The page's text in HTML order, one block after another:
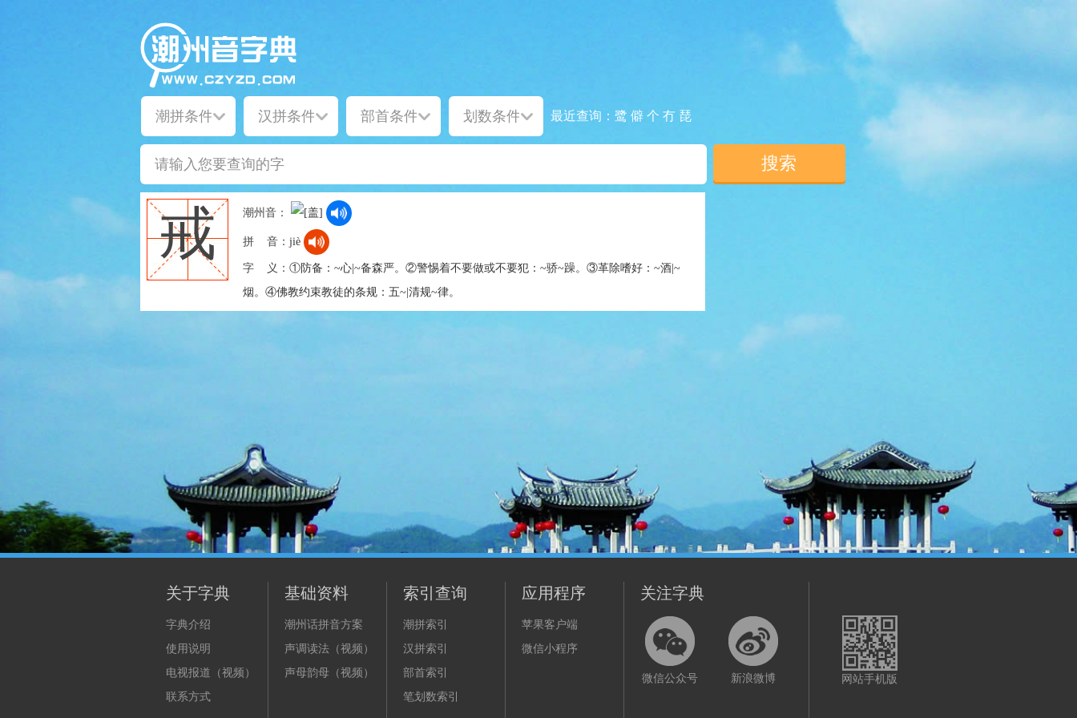
最近查询： 鹭 僻 个 冇 琵
戒 潮州音：
拼 音： jiè
字 义： ①防备：~心|~备森严。②警惕着不要做或不要犯：~骄~躁。③革除嗜好：~酒|~
烟。④佛教约束教徒的条规：五~|清规~律。
关于字典
字典介绍
使用说明
电视报道（视频）
联系方式
基础资料
潮州话拼音方案
声调读法（视频）
声母韵母（视频）
索引查询
潮拼索引
汉拼索引
部首索引
笔划数索引
应用程序
苹果客户端
微信小程序
关注字典
微信公众号 新浪微博 网站手机版